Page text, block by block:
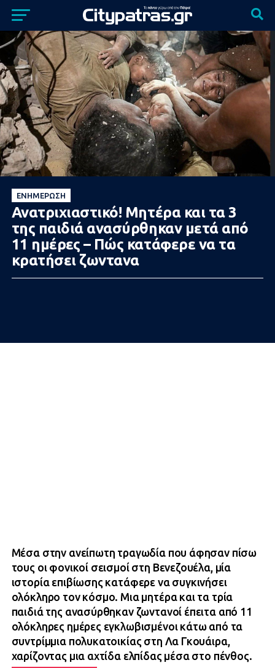
ΕΝΗΜΈΡΩΣΗ
Ανατριχιαστικό! Μητέρα και τα 3
της παιδιά ανασύρθηκαν μετά από
11 ημέρες – Πώς κατάφερε να τα
κρατήσει ζωντανα
Μέσα στην ανείπωτη τραγωδία που άφησαν πίσω
τους οι φονικοί σεισμοί στη Βενεζουέλα, μία
ιστορία επιβίωσης κατάφερε να συγκινήσει
ολόκληρο τον κόσμο. Μια μητέρα και τα τρία
παιδιά της ανασύρθηκαν ζωντανοί έπειτα από 11
ολόκληρες ημέρες εγκλωβισμένοι κάτω από τα
συντρίμμια πολυκατοικίας στη Λα Γκουάιρα,
χαρίζοντας μια αχτίδα ελπίδας μέσα στο πένθος.